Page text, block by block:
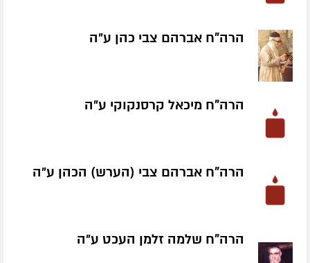
הרה"ח אברהם צבי כהן ע״ה
הרה"ח מיכאל קרסנקוקי ע״ה
הרה"ח אברהם צבי (הערש) הכהן ע״ה
הרה"ח שלמה זלמן העכט ע״ה